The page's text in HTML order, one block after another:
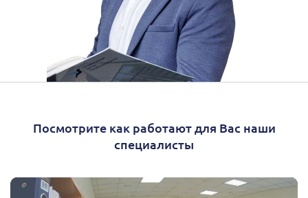
Посмотрите как работают для Вас наши
специалисты